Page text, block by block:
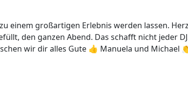
einem großartigen Erlebnis werden lassen.
den ganzen Abend. Das schafft nicht jeder
wir dir alles Gute 👍 Manuela und Michael